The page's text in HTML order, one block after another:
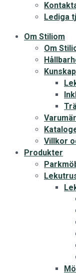
Lediga
Om Stiliom
Om
Kunskap
Villkor
Produkter